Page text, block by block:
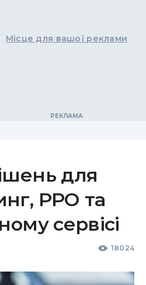
Місце для вашої реклами
для
РРО та
сервісі
18024